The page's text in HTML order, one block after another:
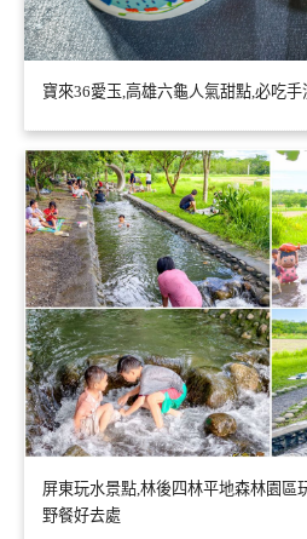
寶來36愛玉,高雄六龜人氣甜點,必吃
屏東玩水景點,林後四林平地森林園區
野餐好去處